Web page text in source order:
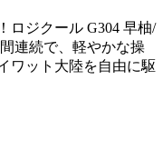
ロジクール G304 早柚/
連続で、軽やかな操
ワット大陸を自由に駆